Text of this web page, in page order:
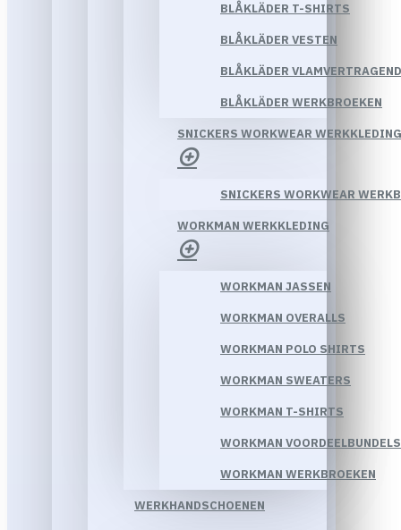
BLÅKLÄDER T-SHIRTS
BLÅKLÄDER VESTEN
BLÅKLÄDER
BLÅKLÄDER WERKBROEKEN
SNICKERS WORKWEAR WERKKLEDING
SNICKERS WORKWEAR
WORKMAN WERKKLEDING
WORKMAN JASSEN
WORKMAN OVERALLS
WORKMAN POLO SHIRTS
WORKMAN SWEATERS
WORKMAN T-SHIRTS
WORKMAN VOORDEELBUNDELS
WORKMAN WERKBROEKEN
WERKHANDSCHOENEN